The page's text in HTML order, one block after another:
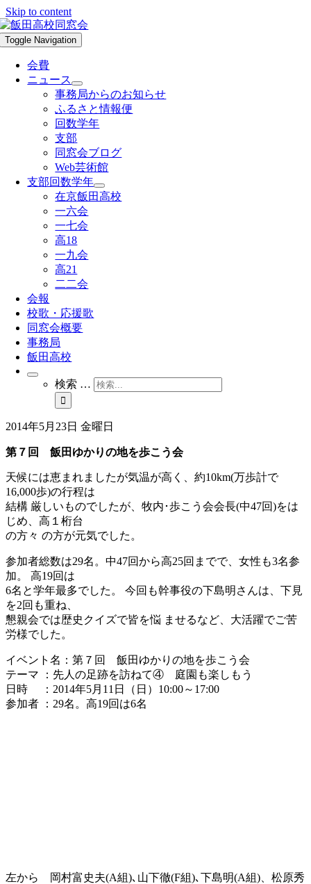
Skip to content
Toggle Navigation
会費
ニュース
事務局からのお知らせ
ふるさと情報便
回数学年
支部
同窓会ブログ
Web芸術館
支部回数学年
在京飯田高校
一六会
一七会
高18
一九会
高21
二二会
会報
校歌・応援歌
同窓会概要
事務局
飯田高校
検索 …
2014年5月23日 金曜日
第７回 飯田ゆかりの地を歩こう会
天候には恵まれましたが気温が高く、約10km(万歩計で
16,000歩)の行程は
結構 厳しいものでしたが、牧内･歩こう会会長(中47回)をは
じめ、高１桁台
の方々 の方が元気でした。
参加者総数は29名。中47回から高25回までで、女性も3名参
加。 高19回は
6名と学年最多でした。 今回も幹事役の下島明さんは、下見
を2回も重ね、
懇親会では歴史クイズで皆を悩 ませるなど、大活躍でご苦
労様でした。
イベント名：第７回 飯田ゆかりの地を歩こう会
テーマ ：先人の足跡を訪ねて④ 庭園も楽しもう
日時 ：2014年5月11日（日）10:00～17:00
参加者 ：29名。高19回は6名
左から 岡村富史夫(A組)､山下徹(F組)､下島明(A組)、松原秀